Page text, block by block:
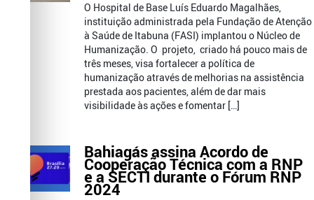
O Hospital de Base Luís Eduardo Magalhães,
instituição administrada pela Fundação de Atenção
à Saúde de Itabuna (FASI) implantou o Núcleo de
Humanização. O projeto, criado há pouco mais de
três meses, visa fortalecer a política de
humanização através de melhorias na assistência
prestada aos pacientes, além de dar mais
visibilidade às ações e fomentar […]
Bahiagás assina Acordo de
Cooperação Técnica com a RNP
e a SECTI durante o Fórum RNP
2024